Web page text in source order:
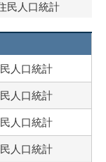
民人口統計
人口統計
人口統計
人口統計
人口統計